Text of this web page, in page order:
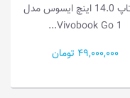
اینچ ایسوس مدل